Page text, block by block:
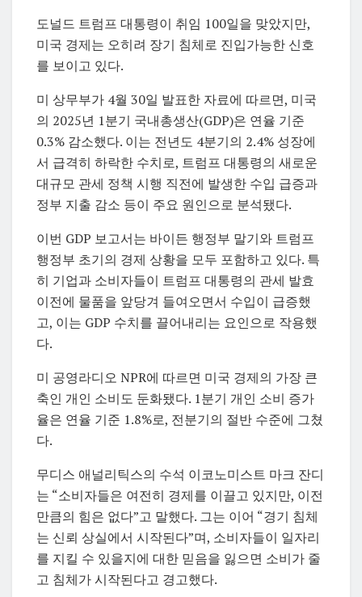
도널드 트럼프 대통령이 취임 100일을 맞았지만,
미국 경제는 오히려 장기 침체로 진입가능한 신호
를 보이고 있다.
미 상무부가 4월 30일 발표한 자료에 따르면, 미국
의 2025년 1분기 국내총생산(GDP)은 연율 기준
0.3% 감소했다. 이는 전년도 4분기의 2.4% 성장에
서 급격히 하락한 수치로, 트럼프 대통령의 새로운
대규모 관세 정책 시행 직전에 발생한 수입 급증과
정부 지출 감소 등이 주요 원인으로 분석됐다.
이번 GDP 보고서는 바이든 행정부 말기와 트럼프
행정부 초기의 경제 상황을 모두 포함하고 있다. 특
히 기업과 소비자들이 트럼프 대통령의 관세 발효
이전에 물품을 앞당겨 들여오면서 수입이 급증했
고, 이는 GDP 수치를 끌어내리는 요인으로 작용했
다.
미 공영라디오 NPR에 따르면 미국 경제의 가장 큰
축인 개인 소비도 둔화됐다. 1분기 개인 소비 증가
율은 연율 기준 1.8%로, 전분기의 절반 수준에 그쳤
다.
무디스 애널리틱스의 수석 이코노미스트 마크 잔디
는 “소비자들은 여전히 경제를 이끌고 있지만, 이전
만큼의 힘은 없다”고 말했다. 그는 이어 “경기 침체
는 신뢰 상실에서 시작된다”며, 소비자들이 일자리
를 지킬 수 있을지에 대한 믿음을 잃으면 소비가 줄
고 침체가 시작된다고 경고했다.